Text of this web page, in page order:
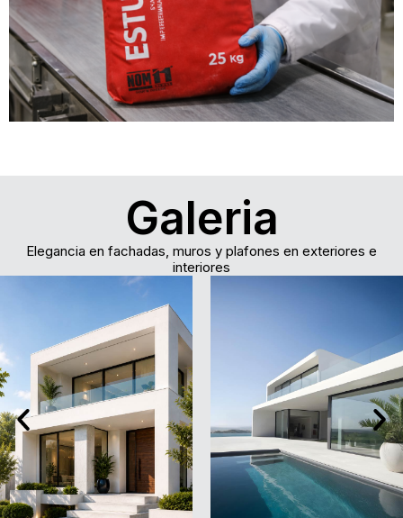
Galeria
Elegancia en fachadas, muros y plafones en exteriores e
interiores